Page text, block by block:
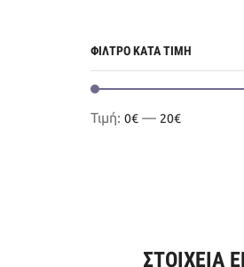
ΦΙΛΤΡΟ ΚΑΤΑ ΤΙΜΗ
Τιμή: 0€ — 20€
ΣΤΟΙΧΕΙΑ